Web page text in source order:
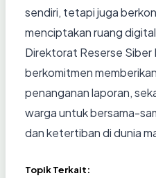
sendiri, tetapi juga
menciptakan ruang
Direktorat Reserse Siber
berkomitmen
penanganan laporan,
warga untuk bersama-
dan ketertiban di dunia
Topik Terkait: